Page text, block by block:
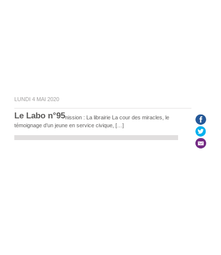
LUNDI 4 MAI 2020
Le Labo n°95
Au programme de l’émission : La librairie La cour des miracles, le
témoignage d’un jeune en service civique, […]